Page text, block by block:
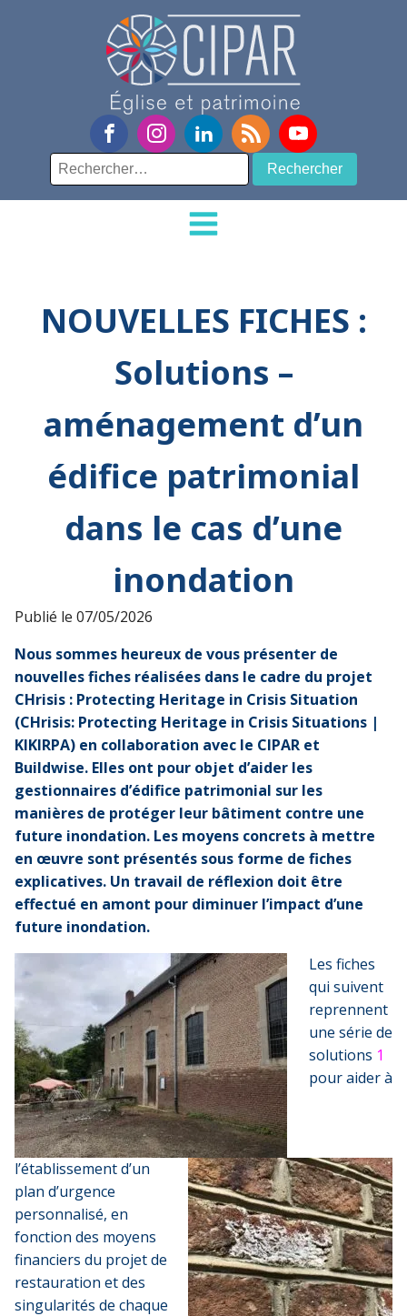
Rechercher :
NOUVELLES FICHES :
Solutions –
aménagement d’un
édifice patrimonial
dans le cas d’une
inondation
Publié le 07/05/2026
Nous sommes heureux de vous présenter de
nouvelles fiches réalisées dans le cadre du projet
CHrisis : Protecting Heritage in Crisis Situation
(CHrisis: Protecting Heritage in Crisis Situations |
KIKIRPA) en collaboration avec le CIPAR et
Buildwise. Elles ont pour objet d’aider les
gestionnaires d’édifice patrimonial sur les
manières de protéger leur bâtiment contre une
future inondation. Les moyens concrets à mettre
en œuvre sont présentés sous forme de fiches
explicatives. Un travail de réflexion doit être
effectué en amont pour diminuer l’impact d’une
future inondation.
Les fiches
qui suivent
reprennent
une série de
solutions 1
pour aider à
l’établissement d’un
plan d’urgence
personnalisé, en
fonction des moyens
financiers du projet de
restauration et des
singularités de chaque